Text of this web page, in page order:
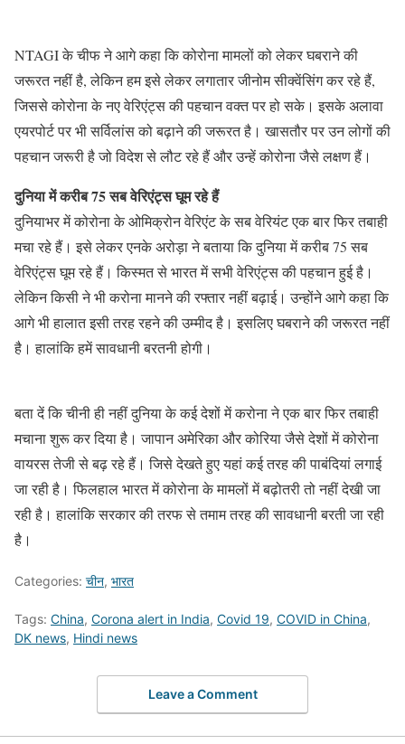
NTAGI के चीफ ने आगे कहा कि कोरोना मामलों को लेकर घबराने की
जरूरत नहीं है, लेकिन हम इसे लेकर लगातार जीनोम सीक्वेंसिंग कर रहे हैं,
जिससे कोरोना के नए वेरिएंट्स की पहचान वक्त पर हो सके। इसके अलावा
एयरपोर्ट पर भी सर्विलांस को बढ़ाने की जरूरत है। खासतौर पर उन लोगों की
पहचान जरूरी है जो विदेश से लौट रहे हैं और उन्हें कोरोना जैसे लक्षण हैं।
दुनिया में करीब 75 सब वेरिएंट्स घूम रहे हैं
दुनियाभर में कोरोना के ओमिक्रोन वेरिएंट के सब वेरियंट एक बार फिर तबाही
मचा रहे हैं। इसे लेकर एनके अरोड़ा ने बताया कि दुनिया में करीब 75 सब
वेरिएंट्स घूम रहे हैं। किस्मत से भारत में सभी वेरिएंट्स की पहचान हुई है।
लेकिन किसी ने भी करोना मानने की रफ्तार नहीं बढ़ाई। उन्होंने आगे कहा कि
आगे भी हालात इसी तरह रहने की उम्मीद है। इसलिए घबराने की जरूरत नहीं
है। हालांकि हमें सावधानी बरतनी होगी।
बता दें कि चीनी ही नहीं दुनिया के कई देशों में करोना ने एक बार फिर तबाही
मचाना शुरू कर दिया है। जापान अमेरिका और कोरिया जैसे देशों में कोरोना
वायरस तेजी से बढ़ रहे हैं। जिसे देखते हुए यहां कई तरह की पाबंदियां लगाई
जा रही है। फिलहाल भारत में कोरोना के मामलों में बढ़ोतरी तो नहीं देखी जा
रही है। हालांकि सरकार की तरफ से तमाम तरह की सावधानी बरती जा रही
है।
Categories: चीन, भारत
Tags: China, Corona alert in India, Covid 19, COVID in China,
DK news, Hindi news
Leave a Comment